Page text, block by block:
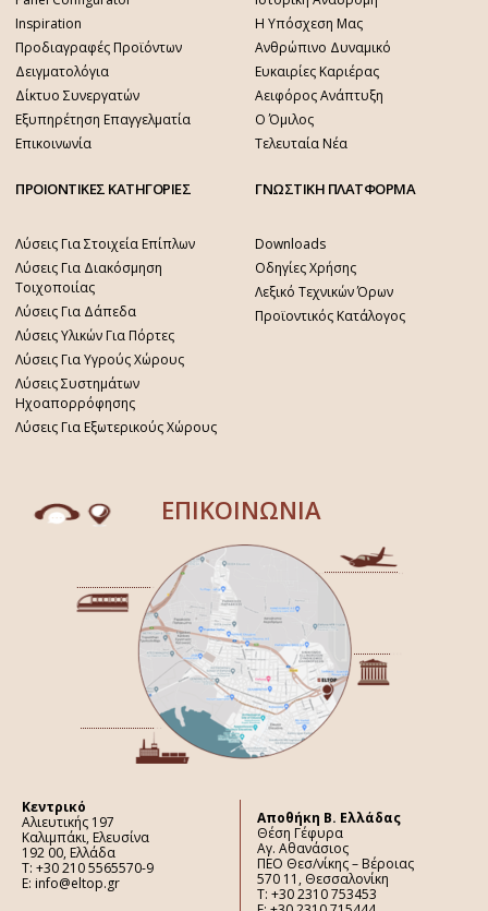
Inspiration
Προδιαγραφές Προϊόντων
Δειγματολόγια
Δίκτυο Συνεργατών
Εξυπηρέτηση Επαγγελματία
Επικοινωνία
Η Υπόσχεση Μας
Ανθρώπινο Δυναμικό
Ευκαιρίες Καριέρας
Αειφόρος Ανάπτυξη
Ο Όμιλος
Τελευταία Νέα
ΠΡΟΙΟΝΤΙΚΕΣ ΚΑΤΗΓΟΡΙΕΣ
Λύσεις Για Στοιχεία Επίπλων
Λύσεις Για Διακόσμηση
Τοιχοποιίας
Λύσεις Για Δάπεδα
Λύσεις Υλικών Για Πόρτες
Λύσεις Για Υγρούς Χώρους
Λύσεις Συστημάτων
Ηχοαπορρόφησης
Λύσεις Για Εξωτερικούς Χώρους
ΓΝΩΣΤΙΚΗ ΠΛΑΤΦΟΡΜΑ
Downloads
Οδηγίες Χρήσης
Λεξικό Τεχνικών Όρων
Προϊοντικός Κατάλογος
ΕΠΙΚΟΙΝΩΝΙΑ
Κεντρικό
Αλιευτικής 197
Καλιμπάκι, Ελευσίνα
192 00, Ελλάδα
Τ: +30 210 5565570-9
E: info@eltop.gr
Aποθήκη Β. Ελλάδας
Θέση Γέφυρα
Αγ. Αθανάσιος
ΠΕΟ Θεσ/νίκης – Βέροιας
570 11, Θεσσαλονίκη
Τ: +30 2310 753453